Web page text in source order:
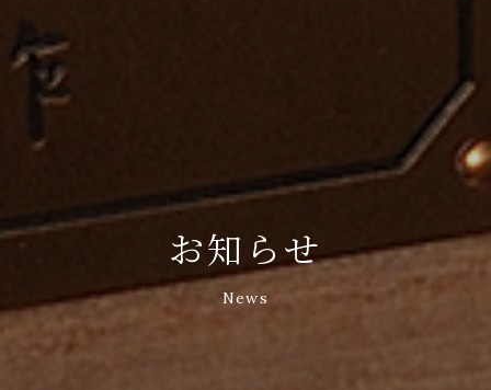
お知らせ
News